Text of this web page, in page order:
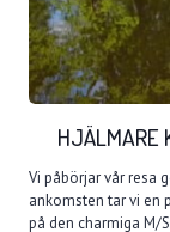
HJÄLMARE
Vi påbörjar vår resa
ankomsten tar vi en
på den charmiga M/